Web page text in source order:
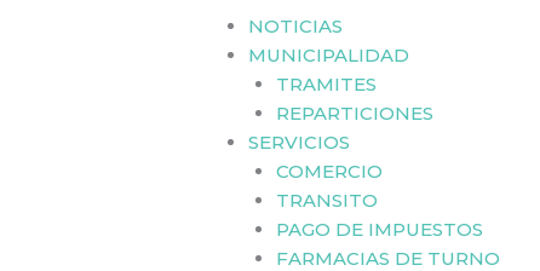
NOTICIAS
MUNICIPALIDAD
TRAMITES
REPARTICIONES
SERVICIOS
COMERCIO
TRANSITO
PAGO DE IMPUESTOS
FARMACIAS DE TURNO